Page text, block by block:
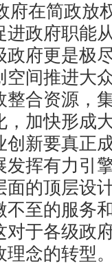
在简政放
政府职能
府更是极
间推进大
整合资源，
加快形成
新要真正
挥有力引
的顶层设
至的服务
于各级政
理念的转型